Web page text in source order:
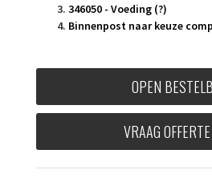
346050 - Voeding (?)
Binnenpost naar keuze
OPEN
VRAAG